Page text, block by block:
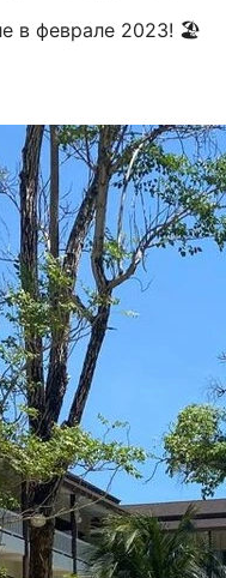
в феврале 2023! 🏖️